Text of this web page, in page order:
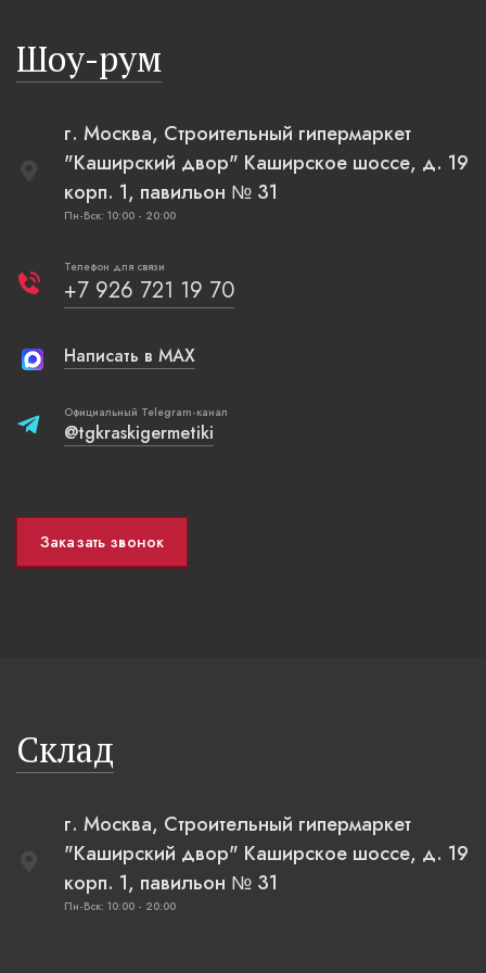
Шоу-рум
г. Москва, Строительный гипермаркет
"Каширский двор" Каширское шоссе, д. 19
корп. 1, павильон № 31
Пн-Вск: 10:00 - 20:00
Телефон для связи
+7 926 721 19 70
Написать в MAX
Официальный Telegram-канал
@tgkraskigermetiki
Заказать звонок
Склад
г. Москва, Строительный гипермаркет
"Каширский двор" Каширское шоссе, д. 19
корп. 1, павильон № 31
Пн-Вск: 10:00 - 20:00